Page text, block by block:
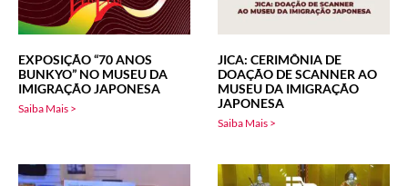
EXPOSIÇÃO “70 ANOS
BUNKYO” NO MUSEU DA
IMIGRAÇÃO JAPONESA
Saiba Mais >
JICA: CERIMÔNIA DE
DOAÇÃO DE SCANNER AO
MUSEU DA IMIGRAÇÃO
JAPONESA
Saiba Mais >